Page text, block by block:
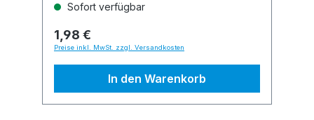
Sofort verfügbar
1,98 €
Preise inkl. MwSt. zzgl. Versandkosten
In den Warenkorb